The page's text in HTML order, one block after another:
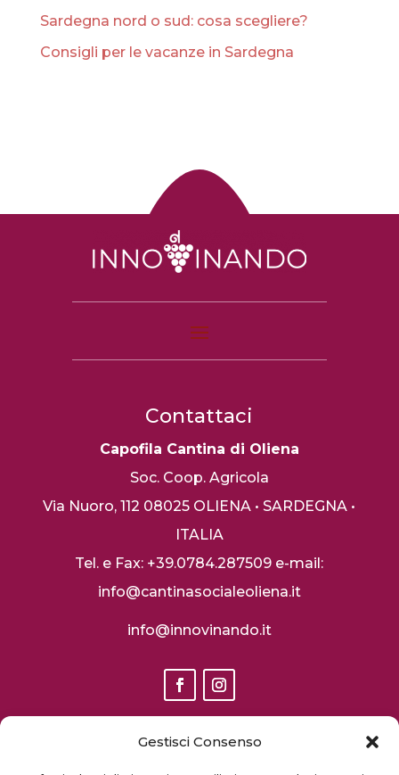
Gestisci Consenso
Sardegna nord o sud: cosa scegliere?
Consigli per le vacanze in Sardegna
Contattaci
Capofila Cantina di Oliena
Soc. Coop. Agricola
Via Nuoro, 112 08025 OLIENA • SARDEGNA •
ITALIA
Tel. e Fax: +39.0784.287509 e-mail:
info@cantinasocialeoliena.it
info@innovinando.it